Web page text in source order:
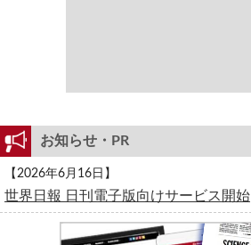
お知らせ・PR
【2026年6月16日】
世界日報 日刊電子版向けサービス開始